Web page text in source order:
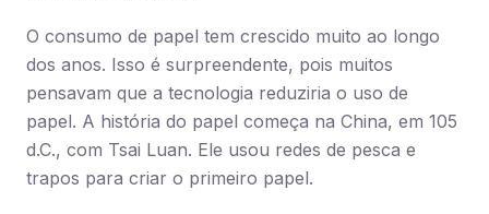
O consumo de papel tem crescido muito ao longo
dos anos. Isso é surpreendente, pois muitos
pensavam que a tecnologia reduziria o uso de
papel. A história do papel começa na China, em 105
d.C., com Tsai Luan. Ele usou redes de pesca e
trapos para criar o primeiro papel.